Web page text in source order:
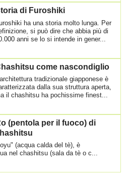
di Furoshiki
ha una storia molto lunga. Per
si può dire che abbia più di
anni se lo si intende in gener...
come nascondiglio
tradizionale giapponese è
dalla sua struttura aperta,
il chashitsu ha pochissime finest...
(pentola per il fuoco) di
(acqua calda del tè), è
nel chashitsu (sala da tè o c...